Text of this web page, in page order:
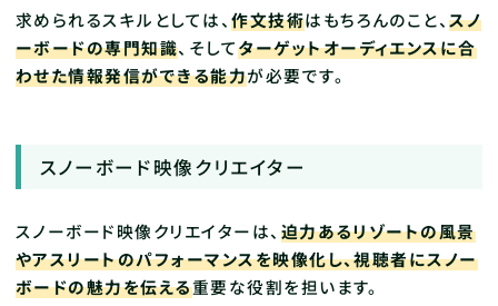
求められるスキルとしては、作文技術はもちろんのこと、スノ
ーボードの専門知識、そしてターゲットオーディエンスに合
わせた情報発信ができる能力が必要です。
スノーボード映像クリエイター
スノーボード映像クリエイターは、 迫力あるリゾートの風景
やアスリートのパフォーマンスを映像化し、視聴者にスノー
ボードの魅力を伝える重要な役割を担います。